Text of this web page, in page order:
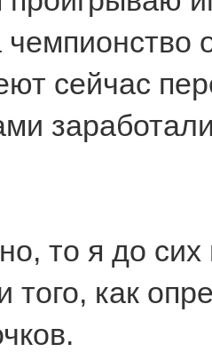
сейчас
то я до
того, как